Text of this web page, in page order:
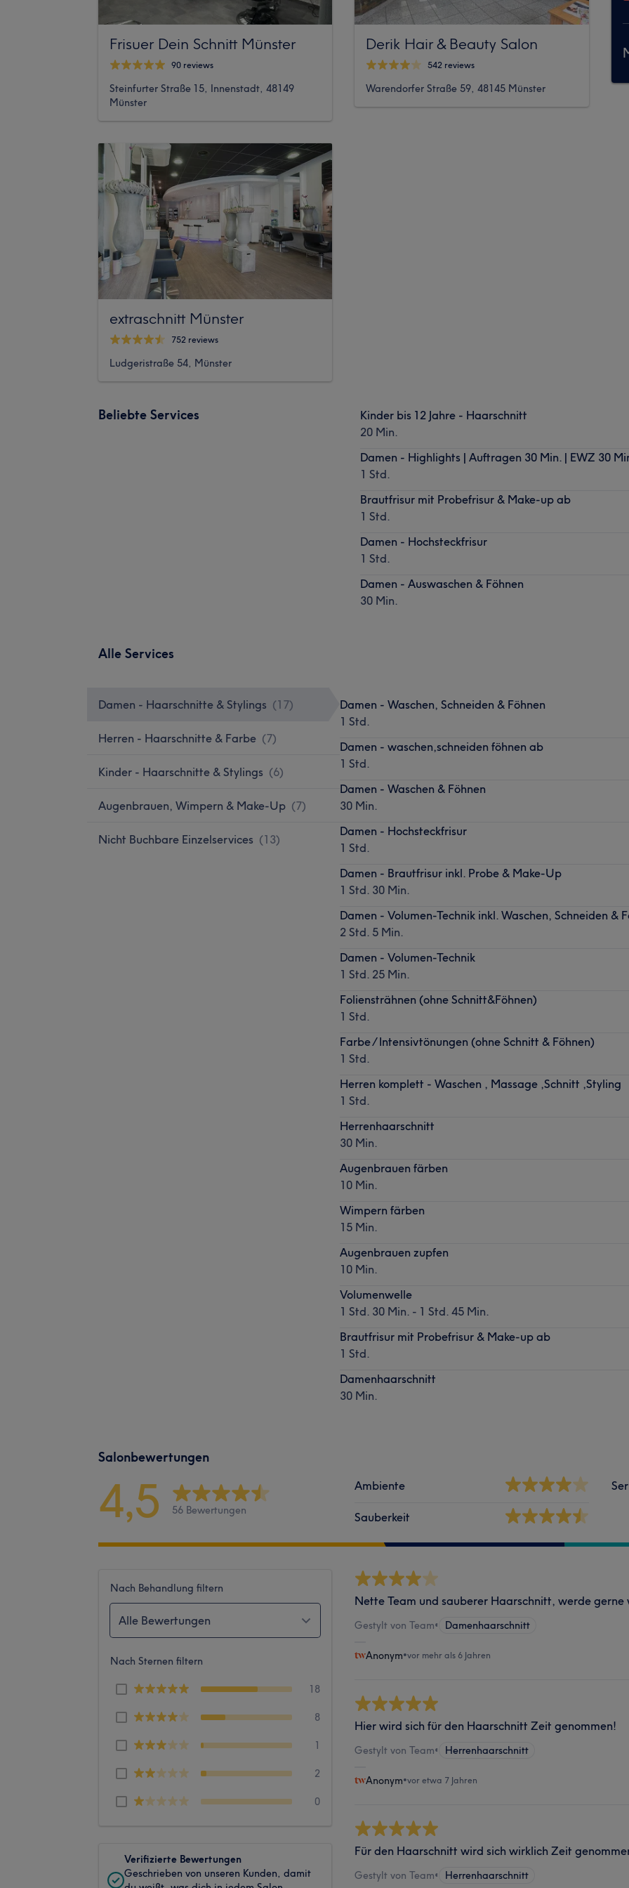
Frisuer Dein Schnitt Münster
90 reviews
Steinfurter Straße 15, Innenstadt, 48149
Münster
extraschnitt Münster
752 reviews
Ludgeristraße 54, Münster
Derik Hair & Beauty Salon
542 reviews
Warendorfer Straße 59, 48145 Münster
Beliebte Services
Kinder bis 12 Jahre - Haarschnitt
20 Min.
Damen - Highlights | Auftragen 30 Min. | EWZ 30
1 Std.
Brautfrisur mit Probefrisur & Make-up ab
1 Std.
Damen - Hochsteckfrisur
1 Std.
Damen - Auswaschen & Föhnen
30 Min.
Alle Services
Damen - Haarschnitte & Stylings (17)
Herren - Haarschnitte & Farbe (7)
Kinder - Haarschnitte & Stylings (6)
Augenbrauen, Wimpern & Make-Up (7)
Nicht Buchbare Einzelservices (13)
Damen - Waschen, Schneiden & Föhnen
1 Std.
Damen - waschen,schneiden föhnen ab
1 Std.
Damen - Waschen & Föhnen
30 Min.
Damen - Hochsteckfrisur
1 Std.
Damen - Brautfrisur inkl. Probe & Make-Up
1 Std. 30 Min.
Damen - Volumen-Technik inkl. Waschen, Schneiden &
2 Std. 5 Min.
Damen - Volumen-Technik
1 Std. 25 Min.
Foliensträhnen (ohne Schnitt&Föhnen)
1 Std.
Farbe / Intensivtönungen (ohne Schnitt & Föhnen)
1 Std.
Herren komplett - Waschen , Massage ,Schnitt ,Styling
1 Std.
Herrenhaarschnitt
30 Min.
Augenbrauen färben
10 Min.
Wimpern färben
15 Min.
Augenbrauen zupfen
10 Min.
Volumenwelle
1 Std. 30 Min. - 1 Std. 45 Min.
Brautfrisur mit Probefrisur & Make-up ab
1 Std.
Damenhaarschnitt
30 Min.
Salonbewertungen
4,5 56 Bewertungen
Ambiente
Sauberkeit
Nach Behandlung filtern
Alle Bewertungen
Nach Sternen filtern
18
8
1
2
0
Verifizierte Bewertungen
Geschrieben von unseren Kunden, damit
Nette Team und sauberer Haarschnitt, werde gerne
Gestylt von Team• Damenhaarschnitt
Anonym•vor mehr als 6 Jahren
Hier wird sich für den Haarschnitt Zeit genommen!
Gestylt von Team• Herrenhaarschnitt
Anonym•vor etwa 7 Jahren
Für den Haarschnitt wird sich wirklich Zeit genommen
Gestylt von Team• Herrenhaarschnitt